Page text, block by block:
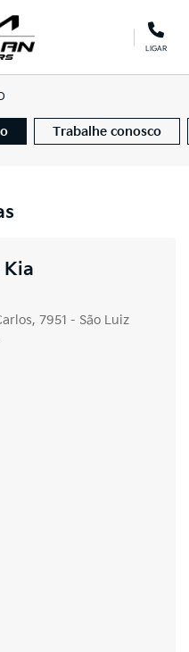
LIGAR
Trabalhe conosco
Kia
7951 - São Luiz